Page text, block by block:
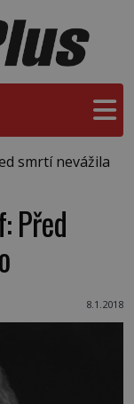
smrtí nevážila
Před
8.1.2018